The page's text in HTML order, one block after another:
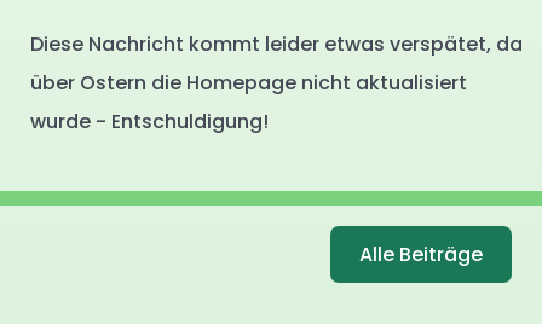
Diese Nachricht kommt leider etwas verspätet, da
über Ostern die Homepage nicht aktualisiert
wurde - Entschuldigung!
Alle Beiträge